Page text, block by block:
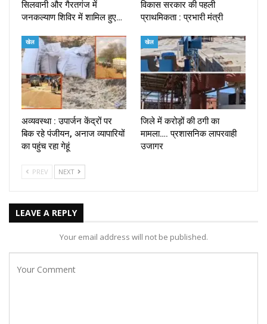
सिलवानी और गैरतगंज में
जनकल्याण शिविर में शामिल हुए…
विकास सरकार की पहली
प्राथमिकता : प्रभारी मंत्री
खेल
अव्यवस्था : उपार्जन केंद्रों पर
बिक रहे पंजीयन, अनाज व्यापारियों
का पहुंच रहा गेहूं
खेल
जिले में करोड़ों की ठगी का
मामला…. प्रशासनिक लापरवाही
उजागर
PREV NEXT
LEAVE A REPLY
Your email address will not be published.